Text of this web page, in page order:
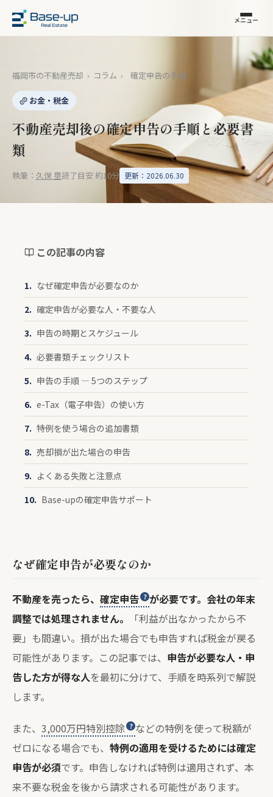
メニュー
福岡市の不動産売却 › コラム › 確定申告の手順
お金・税金
不動産売却後の確定申告の手順と必要書
類
執筆： 久保 塁読了目安 約10分 更新：2026.06.30
この記事の内容
なぜ確定申告が必要なのか
確定申告が必要な人・不要な人
申告の時期とスケジュール
必要書類チェックリスト
申告の手順 — 5つのステップ
e-Tax（電子申告）の使い方
特例を使う場合の追加書類
売却損が出た場合の申告
よくある失敗と注意点
Base-upの確定申告サポート
なぜ確定申告が必要なのか
不動産を売ったら、 確定申告
が必要です。会社の年末
調整では処理されません。
「利益が出なかったから不
要」も間違い。損が出た場合でも申告すれば税金が戻る
可能性があります。この記事では、 申告が必要な人・申
告した方が得な人を最初に分けて、手順を時系列で解説
します。
また、 3,000万円特別控除
などの特例を使って税額が
ゼロになる場合でも、 特例の適用を受けるためには確定
申告が必須です。申告しなければ特例は適用されず、本
来不要な税金を後から請求される可能性があります。